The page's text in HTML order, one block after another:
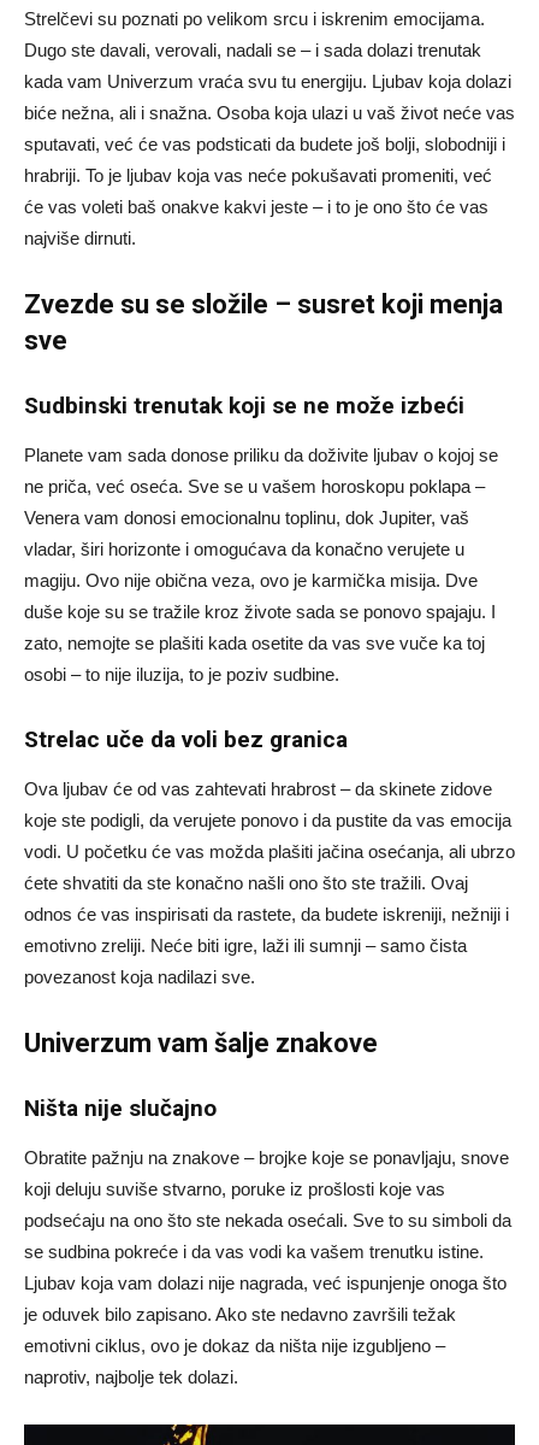
Strelčevi su poznati po velikom srcu i iskrenim emocijama.
Dugo ste davali, verovali, nadali se – i sada dolazi trenutak
kada vam Univerzum vraća svu tu energiju. Ljubav koja dolazi
biće nežna, ali i snažna. Osoba koja ulazi u vaš život neće vas
sputavati, već će vas podsticati da budete još bolji, slobodniji i
hrabriji. To je ljubav koja vas neće pokušavati promeniti, već
će vas voleti baš onakve kakvi jeste – i to je ono što će vas
najviše dirnuti.
Zvezde su se složile – susret koji menja
sve
Sudbinski trenutak koji se ne može izbeći
Planete vam sada donose priliku da doživite ljubav o kojoj se
ne priča, već oseća. Sve se u vašem horoskopu poklapa –
Venera vam donosi emocionalnu toplinu, dok Jupiter, vaš
vladar, širi horizonte i omogućava da konačno verujete u
magiju. Ovo nije obična veza, ovo je karmička misija. Dve
duše koje su se tražile kroz živote sada se ponovo spajaju. I
zato, nemojte se plašiti kada osetite da vas sve vuče ka toj
osobi – to nije iluzija, to je poziv sudbine.
Strelac uče da voli bez granica
Ova ljubav će od vas zahtevati hrabrost – da skinete zidove
koje ste podigli, da verujete ponovo i da pustite da vas emocija
vodi. U početku će vas možda plašiti jačina osećanja, ali ubrzo
ćete shvatiti da ste konačno našli ono što ste tražili. Ovaj
odnos će vas inspirisati da rastete, da budete iskreniji, nežniji i
emotivno zreliji. Neće biti igre, laži ili sumnji – samo čista
povezanost koja nadilazi sve.
Univerzum vam šalje znakove
Ništa nije slučajno
Obratite pažnju na znakove – brojke koje se ponavljaju, snove
koji deluju suviše stvarno, poruke iz prošlosti koje vas
podsećaju na ono što ste nekada osećali. Sve to su simboli da
se sudbina pokreće i da vas vodi ka vašem trenutku istine.
Ljubav koja vam dolazi nije nagrada, već ispunjenje onoga što
je oduvek bilo zapisano. Ako ste nedavno završili težak
emotivni ciklus, ovo je dokaz da ništa nije izgubljeno –
naprotiv, najbolje tek dolazi.